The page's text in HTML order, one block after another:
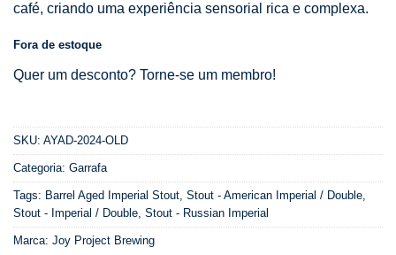
café, criando uma experiência sensorial rica e complexa.
Fora de estoque
Quer um desconto? Torne-se um membro!
SKU: AYAD-2024-OLD
Categoria: Garrafa
Tags: Barrel Aged Imperial Stout Stout - American Imperial / Double
Stout - Imperial / Double Stout - Russian Imperial
Marca: Joy Project Brewing